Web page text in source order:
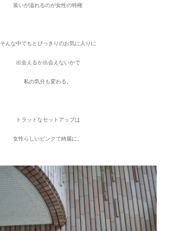
装いが溢れるのが女性の特権
そんな中でもとびっきりのお気に入りに
出会えるか出会えないかで
私の気分も変わる。
トラッドなセットアップは
女性らしいピンクで綺麗に。